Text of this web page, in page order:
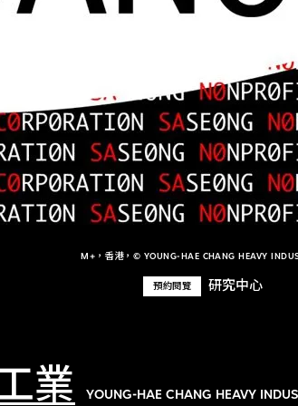
M+，香港，© YOUNG-HAE CHANG HEAVY
預約閱覽 研究中心
業 YOUNG-HAE CHANG HEAVY